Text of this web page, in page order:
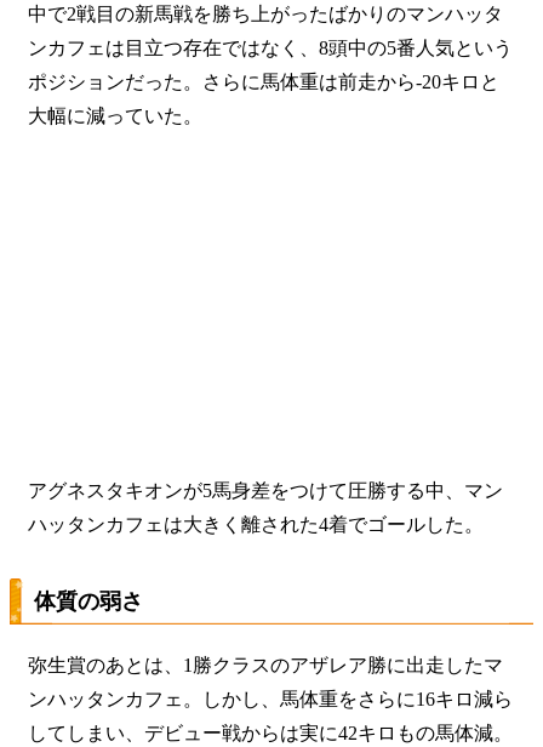
中で2戦目の新馬戦を勝ち上がったばかりのマンハッタ
ンカフェは目立つ存在ではなく、8頭中の5番人気という
ポジションだった。さらに馬体重は前走から-20キロと
大幅に減っていた。
アグネスタキオンが5馬身差をつけて圧勝する中、マン
ハッタンカフェは大きく離された4着でゴールした。
体質の弱さ
弥生賞のあとは、1勝クラスのアザレア勝に出走したマ
ンハッタンカフェ。しかし、馬体重をさらに16キロ減ら
してしまい、デビュー戦からは実に42キロもの馬体減。